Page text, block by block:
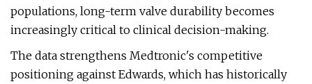
populations, long-term valve durability becomes
increasingly critical to clinical decision-making.
The data strengthens Medtronic's competitive
positioning against Edwards, which has historically